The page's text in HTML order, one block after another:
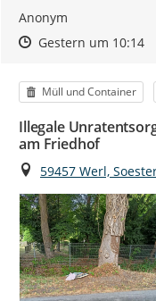
Anonym
Zeitpunkt des
Zeitpunkt des
Gestern um 10:14
Kategorie
Müll und Container
Illegale
am Friedhof
Ort
59457 Werl,